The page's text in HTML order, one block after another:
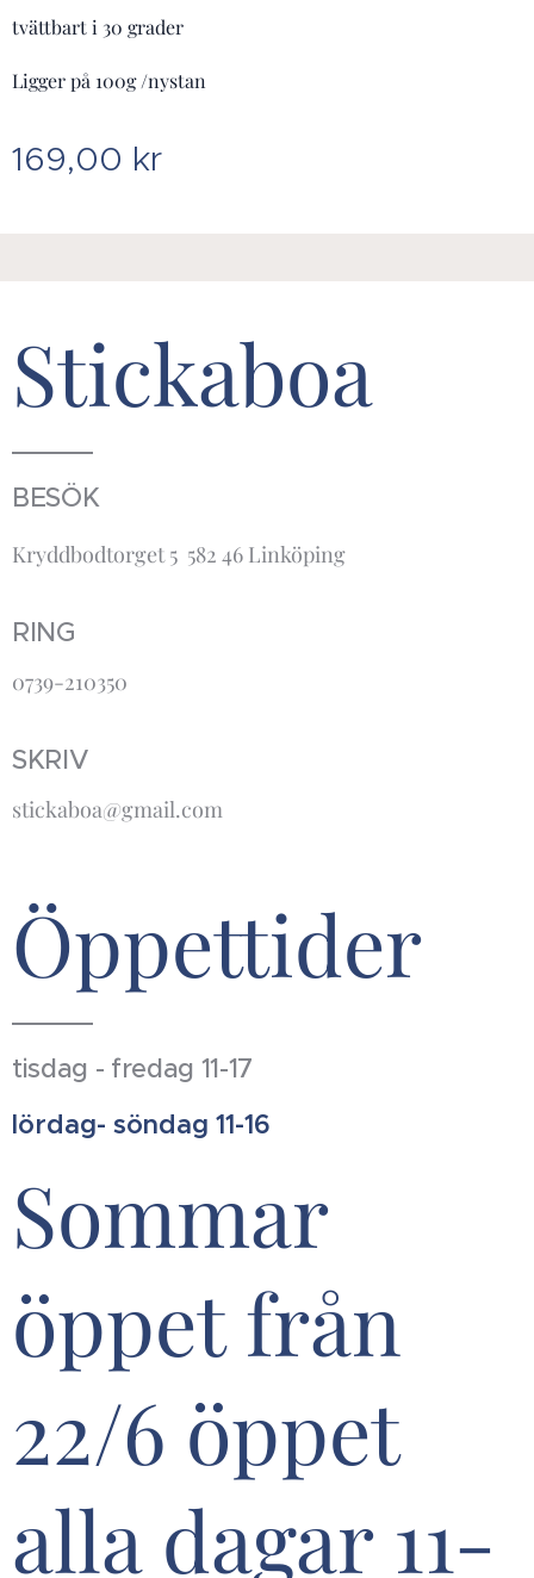
tvättbart i 30 grader
Ligger på 100g /nystan
169,00 kr
Stickaboa
BESÖK
Kryddbodtorget 5 582 46 Linköping
RING
0739-210350
SKRIV
stickaboa@gmail.com
Öppettider
tisdag - fredag 11-17
lördag- söndag 11-16
Sommar
öppet från
22/6 öppet
alla dagar 11-